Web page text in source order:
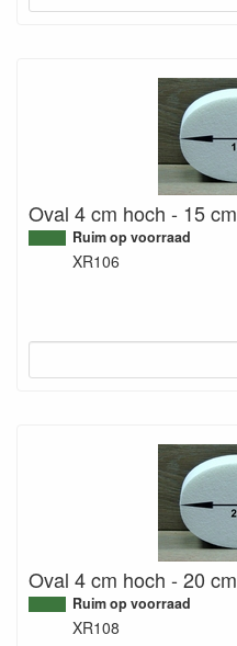
Oval 4 cm hoch - 15 cm
Ruim op voorraad
XR106
Oval 4 cm hoch - 20 cm
Ruim op voorraad
XR108